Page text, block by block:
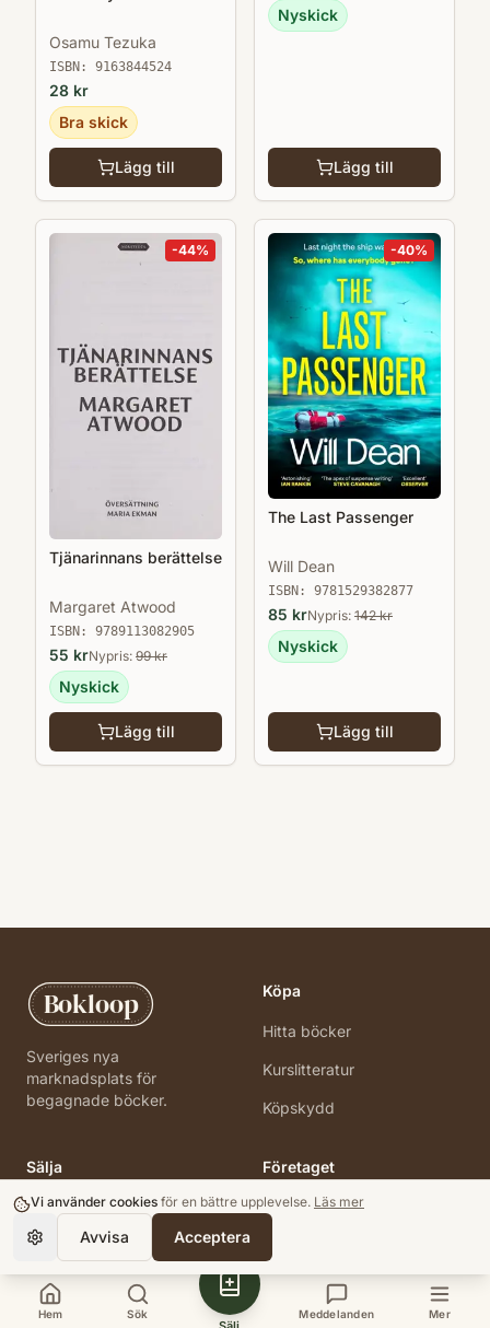
Osamu Tezuka
ISBN: 9163844524
28 kr
Bra skick
Lägg till
Nyskick
Lägg till
-44%
Tjänarinnans berättelse
Margaret Atwood
ISBN: 9789113082905
55 krNypris: 99kr
Nyskick
Lägg till
-40%
The Last Passenger
Will Dean
ISBN: 9781529382877
85 krNypris: 142kr
Nyskick
Lägg till
Bokloop
Sveriges nya
marknadsplats för
begagnade böcker.
Köpa
Hitta böcker
Kurslitteratur
Köpskydd
Sälja
Lägg upp annons
Så funkar det
Användarvillkor
Företaget
Support
Hem Sök Meddelanden Mer
Vi använder cookies för en bättre upplevelse. Läs mer
Avvisa Acceptera